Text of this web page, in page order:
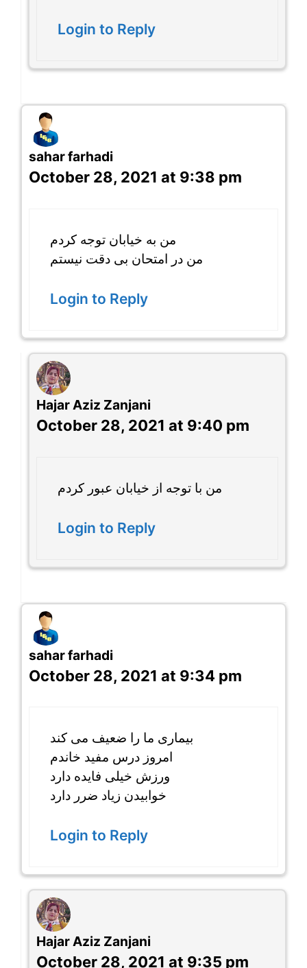
Login to Reply
sahar farhadi
October 28, 2021 at 9:38 pm
من به خیابان توجه کردم
من در امتحان بی دقت نیستم
Login to Reply
Hajar Aziz Zanjani
October 28, 2021 at 9:40 pm
من با توجه از خیابان عبور کردم
Login to Reply
sahar farhadi
October 28, 2021 at 9:34 pm
بیماری ما را ضعیف می کند
امروز درس مفید خاندم
ورزش خیلی فایده دارد
خوابیدن زیاد ضرر دارد
Login to Reply
Hajar Aziz Zanjani
October 28, 2021 at 9:35 pm